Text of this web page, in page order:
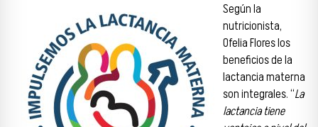
Según la
nutricionista,
Ofelia Flores los
beneficios de la
lactancia materna
son integrales. “La
lactancia tiene